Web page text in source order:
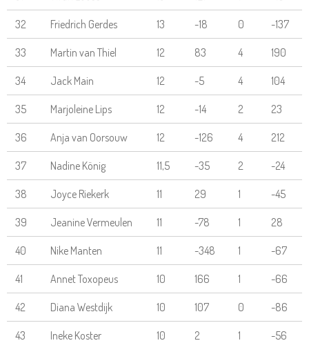
32 Friedrich Gerdes 13 -18 0 -137
33 Martin van Thiel 12 83 4 190
34 Jack Main 12 -5 4 104
35 Marjoleine Lips 12 -14 2 23
36 Anja van Oorsouw 12 -126 4 212
37 Nadine König 11,5 -35 2 -24
38 Joyce Riekerk 11 29 1 -45
39 Jeanine Vermeulen 11 -78 1 28
40 Nike Manten 11 -348 1 -67
41 Annet Toxopeus 10 166 1 -66
42 Diana Westdijk 10 107 0 -86
43 Ineke Koster 10 2 1 -56